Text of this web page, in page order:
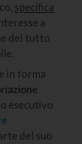
specifica
a
del tutto
in forma
esecutivo
del suo